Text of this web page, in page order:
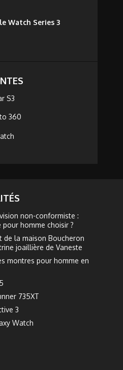
Watch Series 3
non-conformiste :
homme choisir ?
de la maison Boucheron
joaillière de Vaneste
montres pour homme en
735XT
3
Watch